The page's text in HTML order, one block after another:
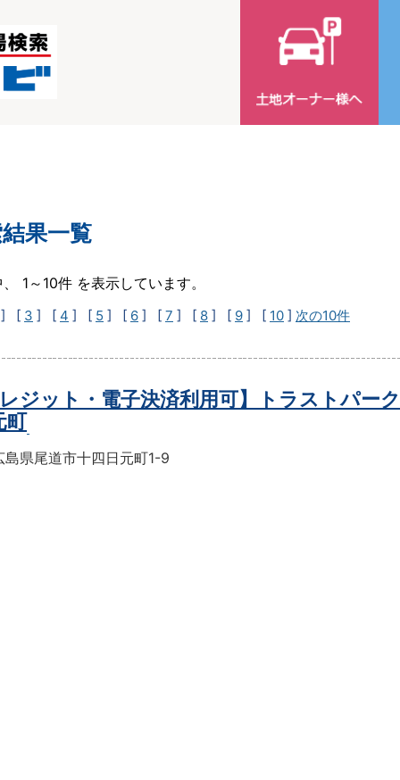
果一覧
1～10件 を表示しています。
] [ 3 ] [ 4 ] [ 5 ] [ 6 ] [ 7 ] [ 8 ] [ 9 ] [ 10 ] 次の10件
レジット・電子決済利用可】トラストパー
町
島県尾道市十四日元町1-9